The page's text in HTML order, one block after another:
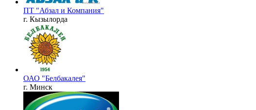
ПТ "Абзал и Компания"
г. Кызылорда
ОАО "Белбакалея"
г. Минск